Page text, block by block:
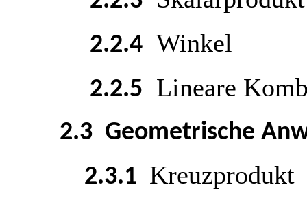
2.2.4Winkel
2.2.5 Lineare
2.3 Geometrische
2.3.1 Kreuzprodukt